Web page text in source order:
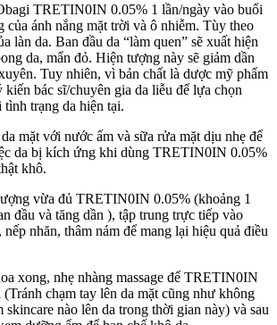
TRETIN0IN 0.05% 1 lần/ngày vào buổi
của ánh nắng mặt trời và ô nhiễm. Tùy theo
làn da. Ban đầu da “làm quen” sẽ xuất hiện
da, mẩn đỏ. Hiện tượng này sẽ giảm dần
Tuy nhiên, vì bản chất là dược mỹ phẩm
bác sĩ/chuyên gia da liễu để lựa chọn
trạng da hiện tại.
mặt với nước ấm và sữa rửa mặt dịu nhẹ để
da bị kích ứng khi dùng TRETIN0IN 0.05%
khô.
vừa đủ TRETIN0IN 0.05% (khoảng 1
đầu và tăng dần ), tập trung trực tiếp vào
nhăn, thâm nám để mang lại hiệu quả điều
xong, nhẹ nhàng massage để TRETIN0IN
(Tránh chạm tay lên da mặt cũng như không
skincare nào lên da trong thời gian này) và sau